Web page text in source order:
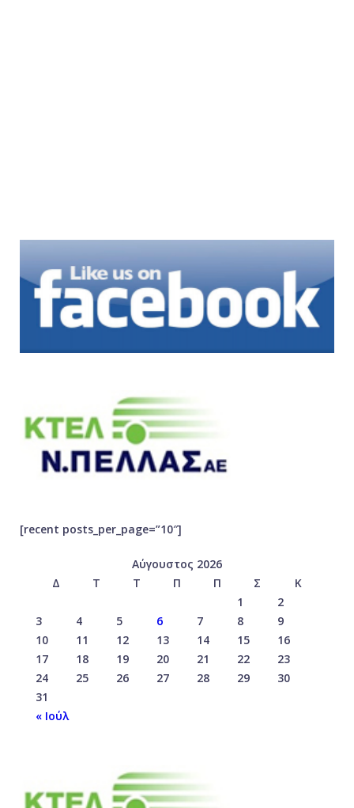
[recent posts_per_page=”10″]
Αύγουστος 2026
Δ
Τ Τ Π Π Σ
Κ
1
2
3
4 5 6 7 8
9
10
11 12 13 14 15
16
17
18 19 20 21 22
23
24
25 26 27 28 29
30
31
« Ιούλ